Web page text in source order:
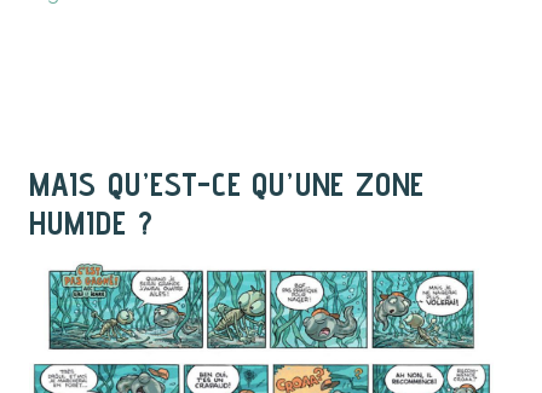
MAIS QU’EST-CE QU’UNE ZONE
HUMIDE ?